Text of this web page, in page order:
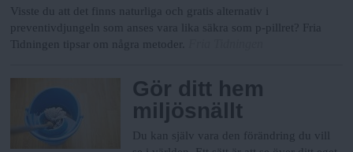
Visste du att det finns naturliga och gratis alternativ i
preventivdjungeln som anses vara lika säkra som p-pillret? Fria
Tidningen tipsar om några metoder.
Gör ditt hem
miljösnällt
Du kan själv vara den förändring du vill